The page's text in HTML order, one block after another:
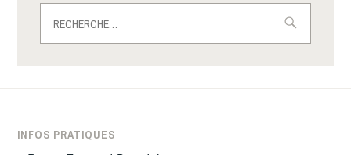
INFOS PRATIQUES